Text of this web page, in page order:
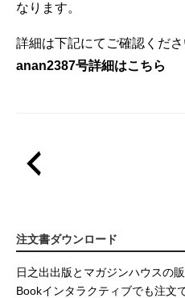
なります。
詳細は下記にてご確認くださ
anan2387号詳細はこちら
注文書ダウンロード
日之出出版とマガジンハウスの
Bookインタラクティブでも注文